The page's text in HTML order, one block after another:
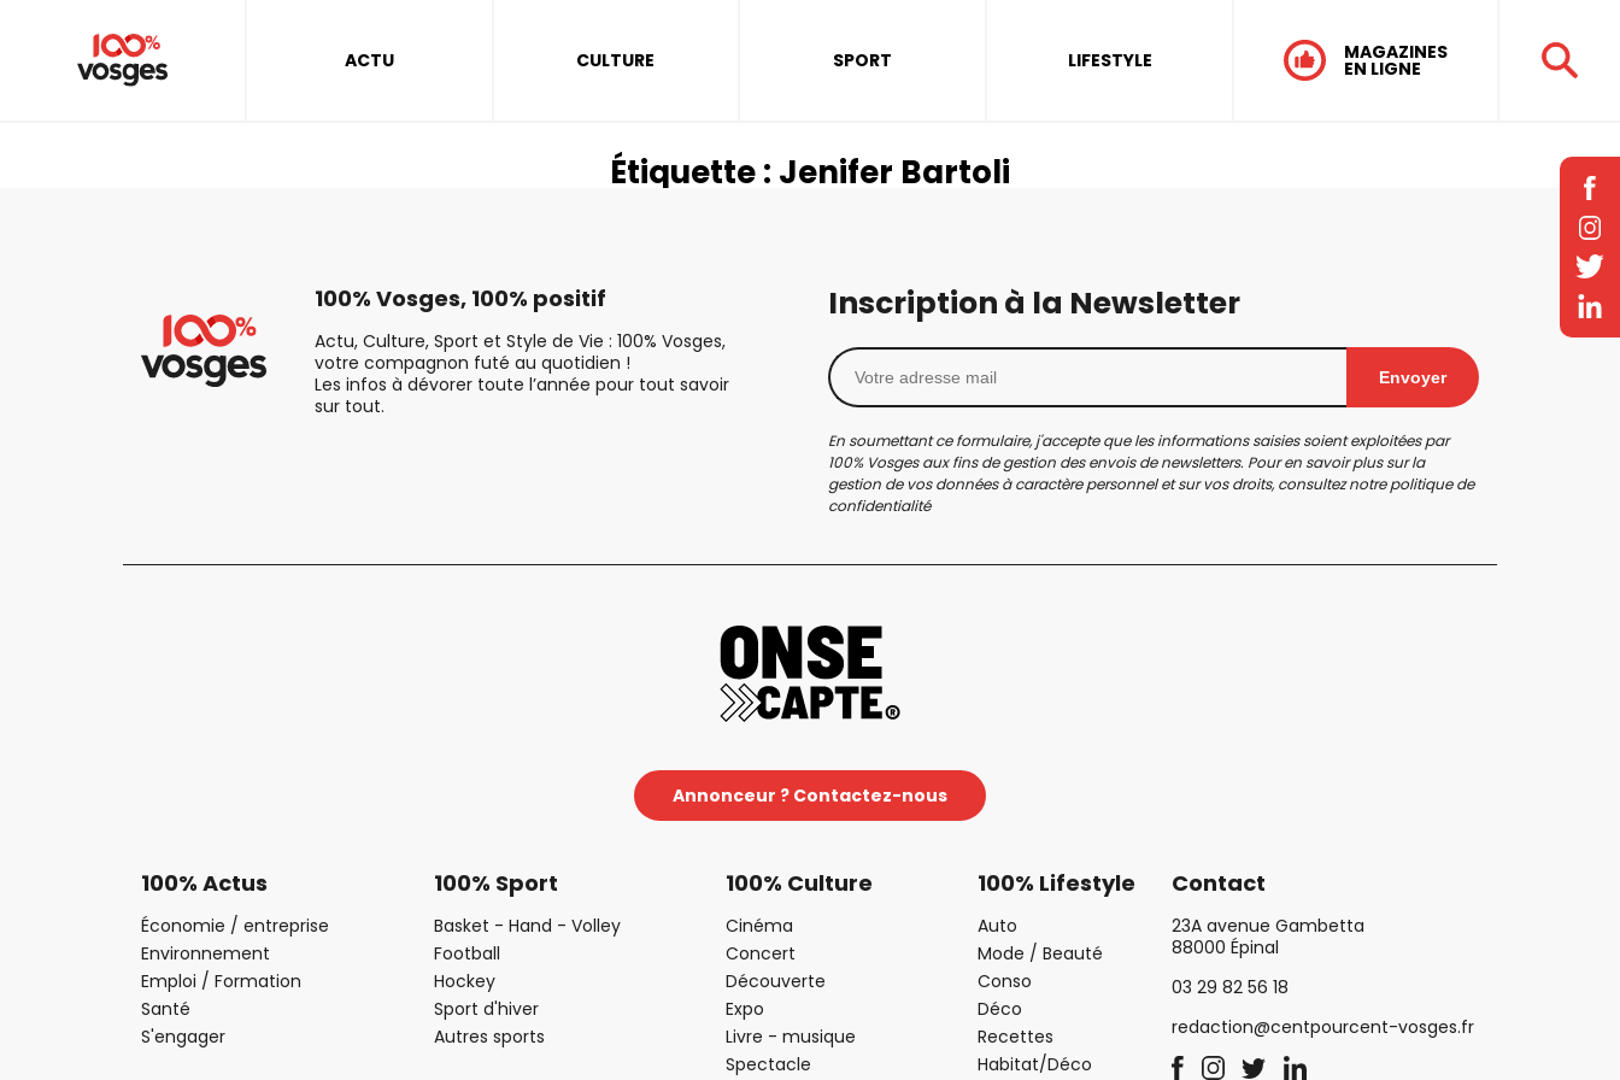
ACTU CULTURE SPORT LIFESTYLE MAGAZINES
EN LIGNE
Étiquette : Jenifer Bartoli
100% Vosges, 100% positif
Actu, Culture, Sport et Style de Vie : 100% Vosges,
votre compagnon futé au quotidien !
Les infos à dévorer toute l’année pour tout savoir
sur tout.
Inscription à la Newsletter
Envoyer
En soumettant ce formulaire, j'accepte que les informations saisies soient exploitées par
100% Vosges aux fins de gestion des envois de newsletters. Pour en savoir plus sur la
gestion de vos données à caractère personnel et sur vos droits, consultez notrepolitique de
confidentialité
Annonceur ? Contactez-nous
100% Actus
Économie / entreprise
Environnement
Emploi / Formation
Santé
S'engager
100% Sport
Basket - Hand - Volley
Football
Hockey
Sport d'hiver
Autres sports
100% Culture
Cinéma
Concert
Découverte
Expo
Livre - musique
Spectacle
100% Lifestyle
Auto
Mode / Beauté
Conso
Déco
Recettes
Habitat/Déco
Contact
23A avenue Gambetta
88000 Épinal
03 29 82 56 18
redaction@centpourcent-vosges.fr